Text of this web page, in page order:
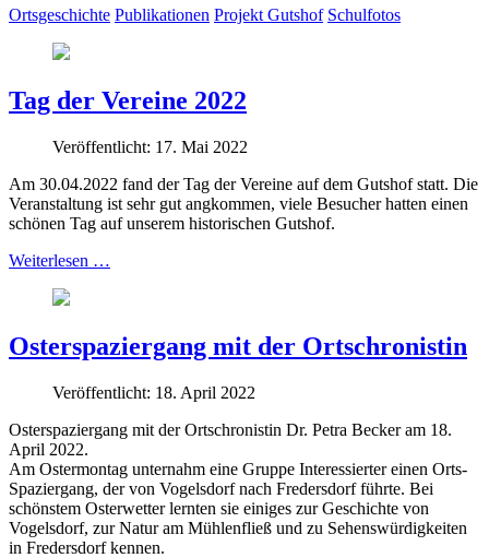
Ortsgeschichte Publikationen Projekt Gutshof Schulfotos
Tag der Vereine 2022
Veröffentlicht: 17. Mai 2022
Am 30.04.2022 fand der Tag der Vereine auf dem Gutshof statt. Die
Veranstaltung ist sehr gut angkommen, viele Besucher hatten einen
schönen Tag auf unserem historischen Gutshof.
Weiterlesen …
Osterspaziergang mit der Ortschronistin
Veröffentlicht: 18. April 2022
Osterspaziergang mit der Ortschronistin Dr. Petra Becker am 18.
April 2022.
Am Ostermontag unternahm eine Gruppe Interessierter einen Orts-
Spaziergang, der von Vogelsdorf nach Fredersdorf führte. Bei
schönstem Osterwetter lernten sie einiges zur Geschichte von
Vogelsdorf, zur Natur am Mühlenfließ und zu Sehenswürdigkeiten
in Fredersdorf kennen.